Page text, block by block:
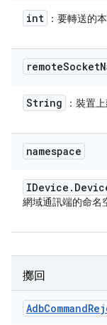
int ：要轉送的
remoteSocket
String ：裝置
namespace
IDevice .
網域通訊端的命名
擲回
AdbCommand